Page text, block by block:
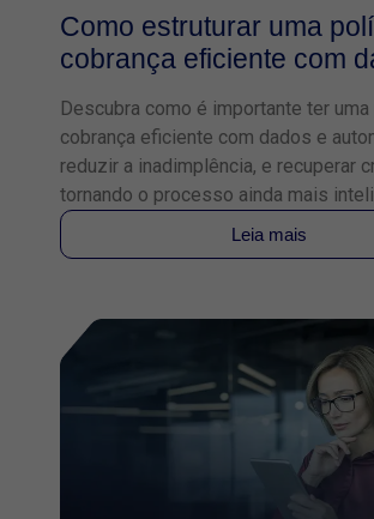
Como estruturar uma
cobrança eficiente com
Descubra como é importante ter
cobrança eficiente com dados e
reduzir a inadimplência, e recuperar
tornando o processo ainda mais
Leia mais